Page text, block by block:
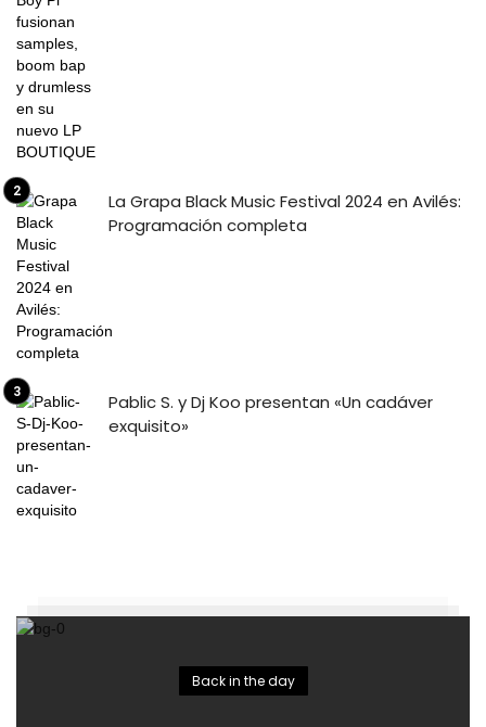
La Grapa Black Music Festival 2024 en Avilés:
Programación completa
Pablic S. y Dj Koo presentan «Un cadáver
exquisito»
Back in the day